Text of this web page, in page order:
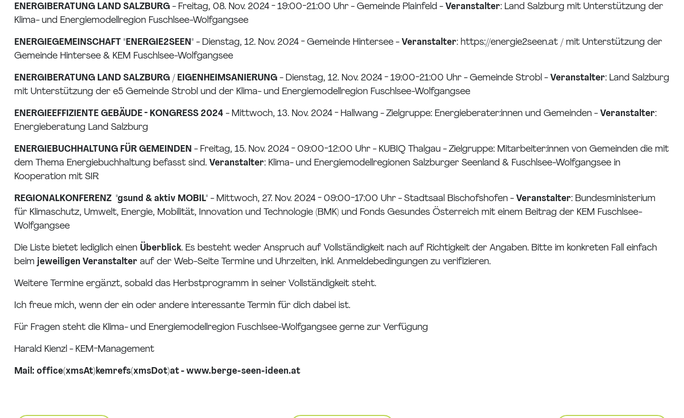
ENERGIBERATUNG LAND SALZBURG - Freitag, 08. Nov. 2024 - 19:00-21:00 Uhr - Gemeinde Plainfeld - Veranstalter: Land Salzburg mit Unterstützung der
Klima- und Energiemodellregion Fuschlsee-Wolfgangsee
ENERGIEGEMEINSCHAFT "ENERGIE2SEEN" - Dienstag, 12. Nov. 2024 - Gemeinde Hintersee - Veranstalter: https://energie2seen.at / mit Unterstützung der
Gemeinde Hintersee & KEM Fuschlsee-Wolfgangsee
ENERGIBERATUNG LAND SALZBURG / EIGENHEIMSANIERUNG - Dienstag, 12. Nov. 2024 - 19:00-21:00 Uhr - Gemeinde Strobl - Veranstalter: Land Salzburg
mit Unterstützung der e5 Gemeinde Strobl und der Klima- und Energiemodellregion Fuschlsee-Wolfgangsee
ENERGIEEFFIZIENTE GEBÄUDE - KONGRESS 2024 - Mittwoch, 13. Nov. 2024 - Hallwang - Zielgruppe: Energieberater:innen und Gemeinden - Veranstalter:
Energieberatung Land Salzburg
ENERGIEBUCHHALTUNG FÜR GEMEINDEN - Freitag, 15. Nov. 2024 - 09:00-12:00 Uhr - KUBIQ Thalgau - Zielgruppe: Mitarbeiter:innen von Gemeinden die mit
dem Thema Energiebuchhaltung befasst sind. Veranstalter: Klima- und Energiemodellregionen Salzburger Seenland & Fuschlsee-Wolfgangsee in
Kooperation mit SIR
REGIONALKONFERENZ "gsund & aktiv MOBIL" - Mittwoch, 27. Nov. 2024 - 09:00-17:00 Uhr - Stadtsaal Bischofshofen - Veranstalter: Bundesministerium
für Klimaschutz, Umwelt, Energie, Mobilität, Innovation und Technologie (BMK) und Fonds Gesundes Österreich mit einem Beitrag der KEM Fuschlsee-
Wolfgangsee
Die Liste bietet lediglich einen Überblick. Es besteht weder Anspruch auf Vollständigkeit nach auf Richtigkeit der Angaben. Bitte im konkreten Fall einfach
beim jeweiligen Veranstalter auf der Web-Seite Termine und Uhrzeiten, inkl. Anmeldebedingungen zu verifizieren.
Weitere Termine ergänzt, sobald das Herbstprogramm in seiner Vollständigkeit steht.
Ich freue mich, wenn der ein oder andere interessante Termin für dich dabei ist.
Für Fragen steht die Klima- und Energiemodellregion Fuschlsee-Wolfgangsee gerne zur Verfügung
Harald Kienzl - KEM-Management
Mail: office(xmsAt)kemrefs(xmsDot)at - www.berge-seen-ideen.at